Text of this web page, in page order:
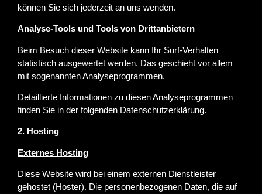
können Sie sich jederzeit an uns wenden.
Analyse-Tools und Tools von Dritt­anbietern
Beim Besuch dieser Website kann Ihr Surf-Verhalten
statistisch ausgewertet werden. Das geschieht vor allem
mit sogenannten Analyseprogrammen.
Detaillierte Informationen zu diesen Analyseprogrammen
finden Sie in der folgenden Datenschutzerklärung.
2. Hosting
Externes Hosting
Diese Website wird bei einem externen Dienstleister
gehostet (Hoster). Die personenbezogenen Daten, die auf